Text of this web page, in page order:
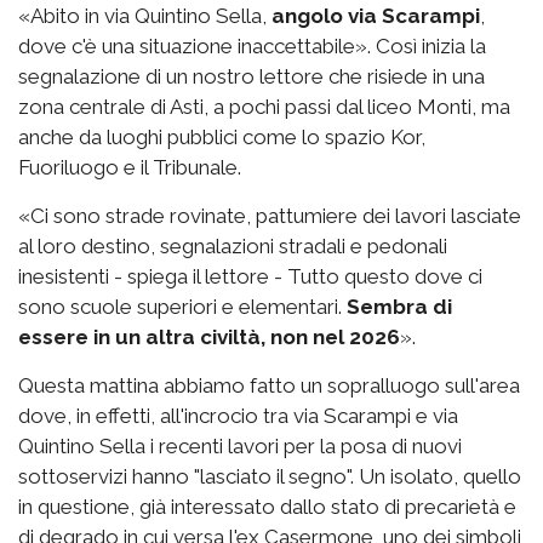
«Abito in via Quintino Sella, angolo via Scarampi,
dove c'è una situazione inaccettabile». Così inizia la
segnalazione di un nostro lettore che risiede in una
zona centrale di Asti, a pochi passi dal liceo Monti, ma
anche da luoghi pubblici come lo spazio Kor,
Fuoriluogo e il Tribunale.
«Ci sono strade rovinate, pattumiere dei lavori lasciate
al loro destino, segnalazioni stradali e pedonali
inesistenti - spiega il lettore - Tutto questo dove ci
sono scuole superiori e elementari. Sembra di
essere in un altra civiltà, non nel 2026».
Questa mattina abbiamo fatto un sopralluogo sull'area
dove, in effetti, all'incrocio tra via Scarampi e via
Quintino Sella i recenti lavori per la posa di nuovi
sottoservizi hanno "lasciato il segno". Un isolato, quello
in questione, già interessato dallo stato di precarietà e
di degrado in cui versa l'ex Casermone, uno dei simboli